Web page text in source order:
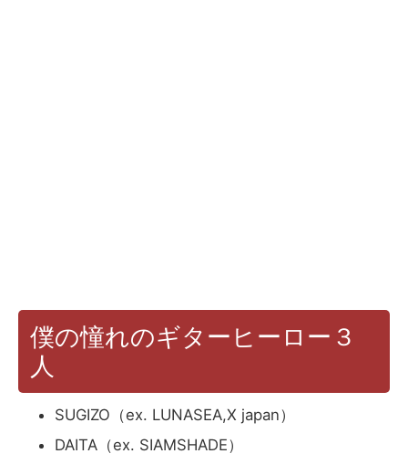
僕の憧れのギターヒーロー３
人
SUGIZO（ex. LUNASEA,X japan）
DAITA（ex. SIAMSHADE）